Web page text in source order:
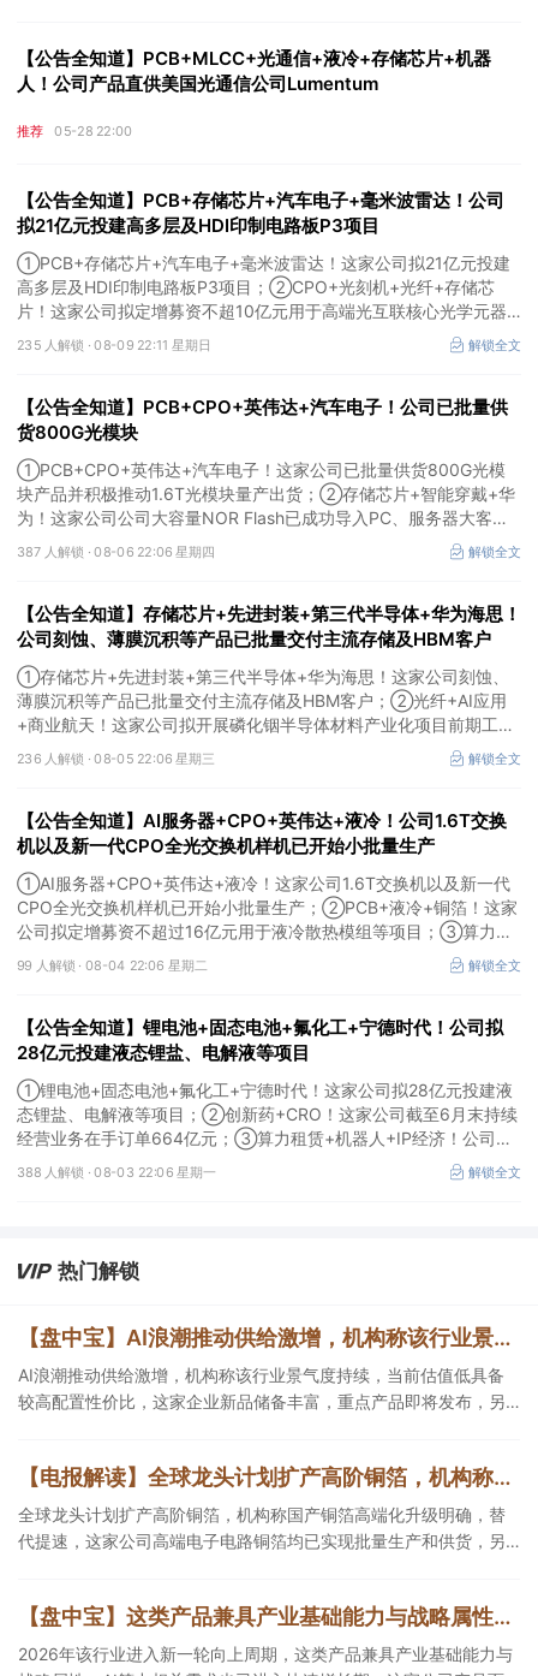
【公告全知道】PCB+MLCC+光通信+液冷+存储芯片+机器
人！公司产品直供美国光通信公司Lumentum
推荐 05-28 22:00
【公告全知道】PCB+存储芯片+汽车电子+毫米波雷达！公司
拟21亿元投建高多层及HDI印制电路板P3项目
①PCB+存储芯片+汽车电子+毫米波雷达！这家公司拟21亿元投建
高多层及HDI印制电路板P3项目；②CPO+光刻机+光纤+存储芯
片！这家公司拟定增募资不超10亿元用于高端光互联核心光学元器
件项目等；③存储芯片+光刻胶+先进封装！公司已实现5N5纯度高
纯六氟化钨量产。
235 人解锁 ·08-09 22:11 星期日 解锁全文
【公告全知道】PCB+CPO+英伟达+汽车电子！公司已批量供
货800G光模块
①PCB+CPO+英伟达+汽车电子！这家公司已批量供货800G光模
块产品并积极推动1.6T光模块量产出货；②存储芯片+智能穿戴+华
为！这家公司公司大容量NOR Flash已成功导入PC、服务器大客
户；③边缘计算+智慧灯杆！公司拟跨界布局固态存储标的。
387 人解锁 ·08-06 22:06 星期四 解锁全文
【公告全知道】存储芯片+先进封装+第三代半导体+华为海思！
公司刻蚀、薄膜沉积等产品已批量交付主流存储及HBM客户
①存储芯片+先进封装+第三代半导体+华为海思！这家公司刻蚀、
薄膜沉积等产品已批量交付主流存储及HBM客户；②光纤+AI应用
+商业航天！这家公司拟开展磷化铟半导体材料产业化项目前期工
作；③MLCC+光模块+商业航天+军工！公司拟定增募资不超3亿元
用于MLCC相关项目。
236 人解锁 ·08-05 22:06 星期三 解锁全文
【公告全知道】AI服务器+CPO+英伟达+液冷！公司1.6T交换
机以及新一代CPO全光交换机样机已开始小批量生产
①AI服务器+CPO+英伟达+液冷！这家公司1.6T交换机以及新一代
CPO全光交换机样机已开始小批量生产；②PCB+液冷+铜箔！这家
公司拟定增募资不超过16亿元用于液冷散热模组等项目；③算力
+云计算+华为鲲鹏！公司签署超46亿元算力服务合同。
99 人解锁 · 08-04 22:06 星期二 解锁全文
【公告全知道】锂电池+固态电池+氟化工+宁德时代！公司拟
28亿元投建液态锂盐、电解液等项目
①锂电池+固态电池+氟化工+宁德时代！这家公司拟28亿元投建液
态锂盐、电解液等项目；②创新药+CRO！这家公司截至6月末持续
经营业务在手订单664亿元；③算力租赁+机器人+IP经济！公司签
署32亿元算力服务合同。
388 人解锁 ·08-03 22:06 星期一 解锁全文
热门解锁
【盘中宝】AI浪潮推动供给激增，机构称该行业景气度持续，当前估值低具备较高配置性价比，这家企业重点产品即将发布
AI浪潮推动供给激增，机构称该行业景气度持续，当前估值低具备
较高配置性价比，这家企业新品储备丰富，重点产品即将发布，另
【电报解读】全球龙头计划扩产高阶铜箔，机构称国产铜箔高端化升级明确，替代提速，这家公司高端电子电路铜箔均已实现批量生产和供货
全球龙头计划扩产高阶铜箔，机构称国产铜箔高端化升级明确，替
代提速，这家公司高端电子电路铜箔均已实现批量生产和供货，另
【盘中宝】这类产品兼具产业基础能力与战略属性，AI算力相关需求也已进入快速增长期，这家公司产品面向下游多个关键应用领域
2026年该行业进入新一轮向上周期，这类产品兼具产业基础能力与